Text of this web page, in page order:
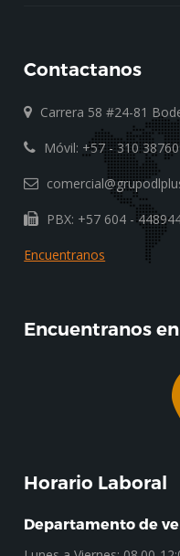
Contactanos
Carrera 58 #24-81
Móvil: +57 - 310
PBX: +57 604 -
Encuentranos
Encuentranos
Horario Laboral
Departamento de